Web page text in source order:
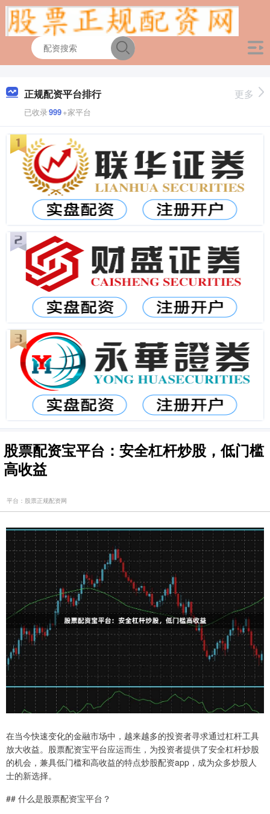
正规配资平台排行
已收录999+家平台
更多
股票配资宝平台：安全杠杆炒股，低门槛
高收益
平台：股票正规配资网
在当今快速变化的金融市场中，越来越多的投资者寻求通过杠杆工具
放大收益。股票配资宝平台应运而生，为投资者提供了安全杠杆炒股
的机会，兼具低门槛和高收益的特点炒股配资app，成为众多炒股人
士的新选择。
## 什么是股票配资宝平台？